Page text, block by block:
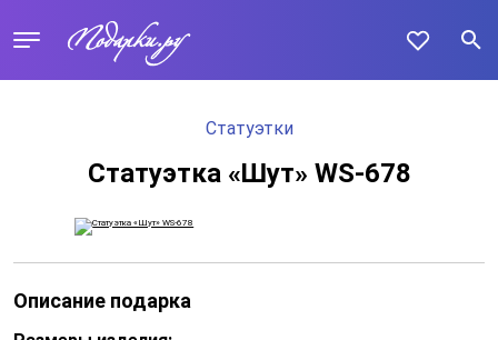
Статуэтки
Статуэтка «Шут» WS-678
Описание подарка